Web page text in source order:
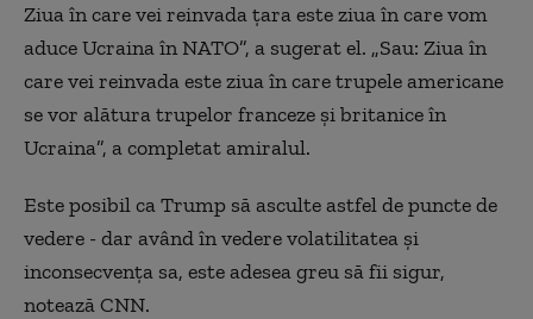
Ziua în care vei reinvada ţara este ziua în care vom
aduce Ucraina în NATO”, a sugerat el. „Sau: Ziua în
care vei reinvada este ziua în care trupele americane
se vor alătura trupelor franceze şi britanice în
Ucraina”, a completat amiralul.
Este posibil ca Trump să asculte astfel de puncte de
vedere - dar având în vedere volatilitatea şi
inconsecvenţa sa, este adesea greu să fii sigur,
notează CNN.